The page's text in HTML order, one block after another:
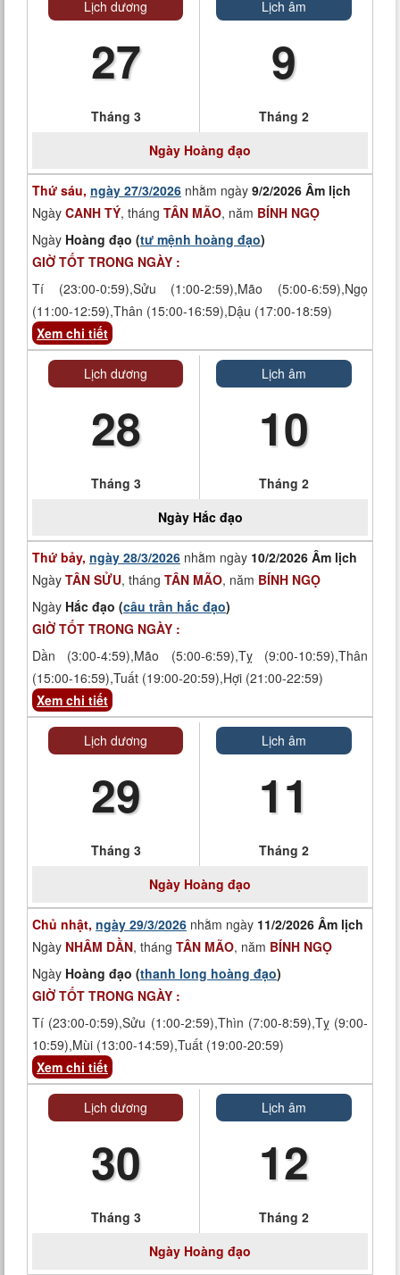
Lịch dương
27
Tháng 3
Lịch âm
9
Tháng 2
Ngày Hoàng đạo
Thứ sáu, ngày 27/3/2026 nhằm ngày 9/2/2026 Âm lịch
Ngày CANH TÝ, tháng TÂN MÃO, năm BÍNH NGỌ
Ngày Hoàng đạo (tư mệnh hoàng đạo)
GIỜ TỐT TRONG NGÀY :
Tí (23:00-0:59),Sửu (1:00-2:59),Mão (5:00-6:59),Ngọ
(11:00-12:59),Thân (15:00-16:59),Dậu (17:00-18:59)
Xem chi tiết
Lịch dương
28
Tháng 3
Lịch âm
10
Tháng 2
Ngày Hắc đạo
Thứ bảy, ngày 28/3/2026 nhằm ngày 10/2/2026 Âm lịch
Ngày TÂN SỬU, tháng TÂN MÃO, năm BÍNH NGỌ
Ngày Hắc đạo (câu trần hắc đạo)
GIỜ TỐT TRONG NGÀY :
Dần (3:00-4:59),Mão (5:00-6:59),Tỵ (9:00-10:59),Thân
(15:00-16:59),Tuất (19:00-20:59),Hợi (21:00-22:59)
Xem chi tiết
Lịch dương
29
Tháng 3
Lịch âm
11
Tháng 2
Ngày Hoàng đạo
Chủ nhật, ngày 29/3/2026 nhằm ngày 11/2/2026 Âm lịch
Ngày NHÂM DẦN, tháng TÂN MÃO, năm BÍNH NGỌ
Ngày Hoàng đạo (thanh long hoàng đạo)
GIỜ TỐT TRONG NGÀY :
Tí (23:00-0:59),Sửu (1:00-2:59),Thìn (7:00-8:59),Tỵ (9:00-
10:59),Mùi (13:00-14:59),Tuất (19:00-20:59)
Xem chi tiết
Lịch dương
30
Tháng 3
Lịch âm
12
Tháng 2
Ngày Hoàng đạo